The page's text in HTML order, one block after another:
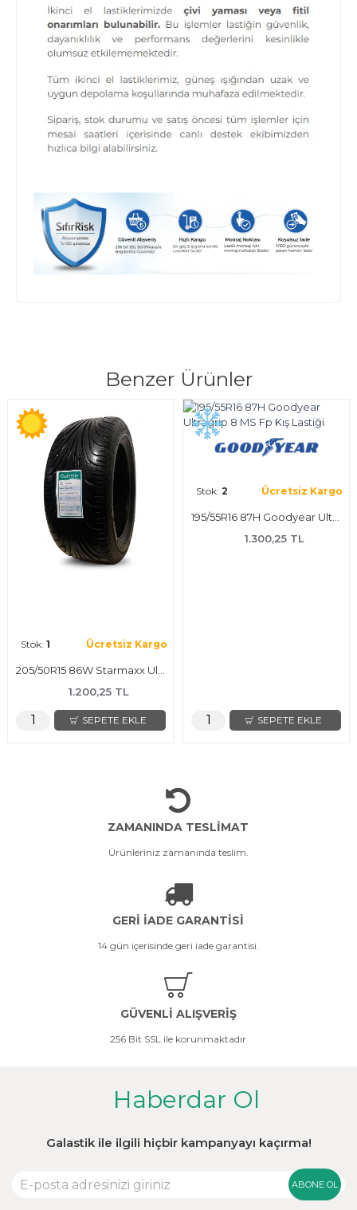
Benzer Ürünler
Stok:2 Ücretsiz Kargo
205/55R17 91W Continental Ecocontact 6 Mo Yaz Lastiği
1.350,25 TL
SEPETE EKLE SEPETE EKLE
ZAMANINDA TESLİMAT
Ürünleriniz zamanında teslim.
GERİ İADE GARANTİSİ
14 gün içerisinde geri iade garantisi.
GÜVENLİ ALIŞVERİŞ
256 Bit SSL ile korunmaktadır
Haberdar Ol
Galastik ile ilgili hiçbir kampanyayı kaçırma!
ABONE OL